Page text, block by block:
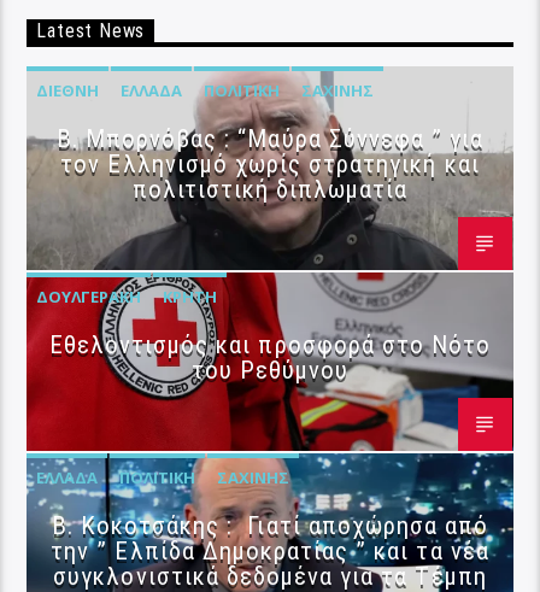
Latest News
ΔΙΕΘΝΉ ΕΛΛΆΔΑ ΠΟΛΙΤΙΚΉ ΣΑΧΊΝΗΣ
B. Μπορνόβας : “Μαύρα Σύννεφα ” για
τον Ελληνισμό χωρίς στρατηγική και
πολιτιστική διπλωματία
ΔΟΥΛΓΕΡΆΚΗ ΚΡΉΤΗ
Εθελοντισμός και προσφορά στο Νότο
του Ρεθύμνου
ΕΛΛΆΔΑ ΠΟΛΙΤΙΚΉ ΣΑΧΊΝΗΣ
Β. Κοκοτσάκης : Γιατί αποχώρησα από
την ” Ελπίδα Δημοκρατίας ” και τα νέα
συγκλονιστικά δεδομένα για τα Τέμπη